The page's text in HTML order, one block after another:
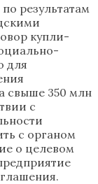
результатам
купли-
для
свыше 350 млн
с
с органом
о целевом